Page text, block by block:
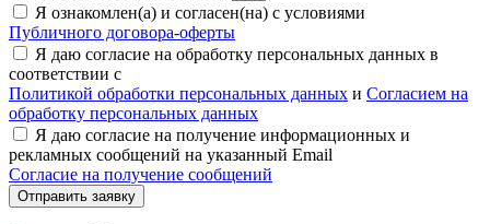
Я ознакомлен(а) и согласен(на) с условиями
Публичного договора-оферты
Я даю согласие на обработку персональных данных в
соответствии с
Политикой обработки персональных данных и Согласием на
обработку персональных данных
Я даю согласие на получение информационных и
рекламных сообщений на указанный Email
Согласие на получение сообщений
Отправить заявку